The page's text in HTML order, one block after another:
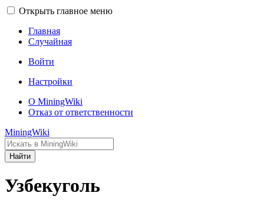
Открыть главное меню
Главная
Случайная
Войти
Настройки
О MiningWiki
Отказ от ответственности
MiningWiki
Найти
Узбекуголь